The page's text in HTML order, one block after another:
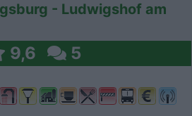
- Ludwigshof am
9,6 5